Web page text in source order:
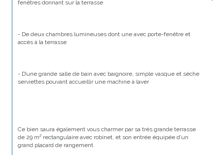
fenêtres donnant sur la terrasse
- De deux chambres lumineuses dont une avec porte-fenêtre et
accès à la terrasse
- D’une grande salle de bain avec baignoire, simple vasque et sèche
serviettes pouvant accueillir une machine à laver
Ce bien saura également vous charmer par sa très grande terrasse
de 29 m² rectangulaire avec robinet, et son entrée équipée d’un
grand placard de rangement.